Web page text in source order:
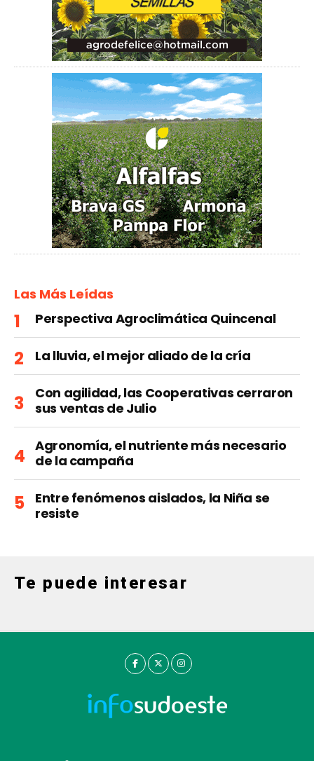
Las Más Leídas
Perspectiva Agroclimática Quincenal
La lluvia, el mejor aliado de la cría
Con agilidad, las Cooperativas cerraron
sus ventas de Julio
Agronomía, el nutriente más necesario
de la campaña
Entre fenómenos aislados, la Niña se
resiste
Te puede interesar